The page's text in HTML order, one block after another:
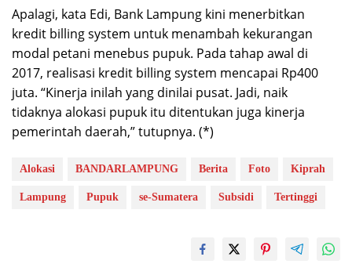
Apalagi, kata Edi, Bank Lampung kini menerbitkan
kredit billing system untuk menambah kekurangan
modal petani menebus pupuk. Pada tahap awal di
2017, realisasi kredit billing system mencapai Rp400
juta. “Kinerja inilah yang dinilai pusat. Jadi, naik
tidaknya alokasi pupuk itu ditentukan juga kinerja
pemerintah daerah,” tutupnya. (*)
Alokasi BANDARLAMPUNG Berita Foto Kiprah
Lampung Pupuk se-Sumatera Subsidi Tertinggi